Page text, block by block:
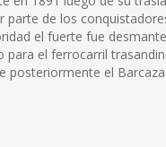
parte de los
el fuerte fue
el ferrocarril
posteriormente el